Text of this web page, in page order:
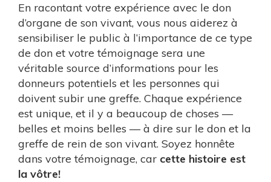
En racontant votre expérience avec le don
d’organe de son vivant, vous nous aiderez à
sensibiliser le public à l’importance de ce type
de don et votre témoignage sera une
véritable source d’informations pour les
donneurs potentiels et les personnes qui
doivent subir une greffe. Chaque expérience
est unique, et il y a beaucoup de choses —
belles et moins belles — à dire sur le don et la
greffe de rein de son vivant. Soyez honnête
dans votre témoignage, car cette histoire est
la vôtre!